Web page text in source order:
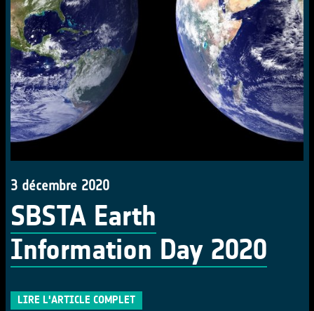
3 décembre 2020
SBSTA Earth
Information Day 2020
LIRE L'ARTICLE COMPLET